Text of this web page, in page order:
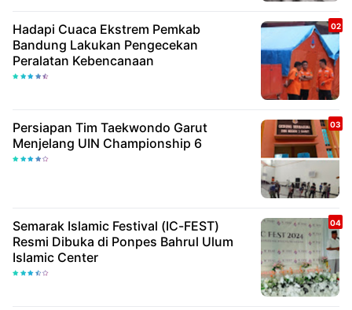
Hadapi Cuaca Ekstrem Pemkab
Bandung Lakukan Pengecekan
Peralatan Kebencanaan
Persiapan Tim Taekwondo Garut
Menjelang UIN Championship 6
Semarak Islamic Festival (IC-FEST)
Resmi Dibuka di Ponpes Bahrul Ulum
Islamic Center